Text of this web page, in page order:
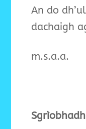
An do
dachaigh
m.s.a.a.
Sgrìobhadh